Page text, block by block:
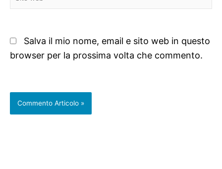
web
Salva il mio nome, email e sito web in questo
browser per la prossima volta che commento.